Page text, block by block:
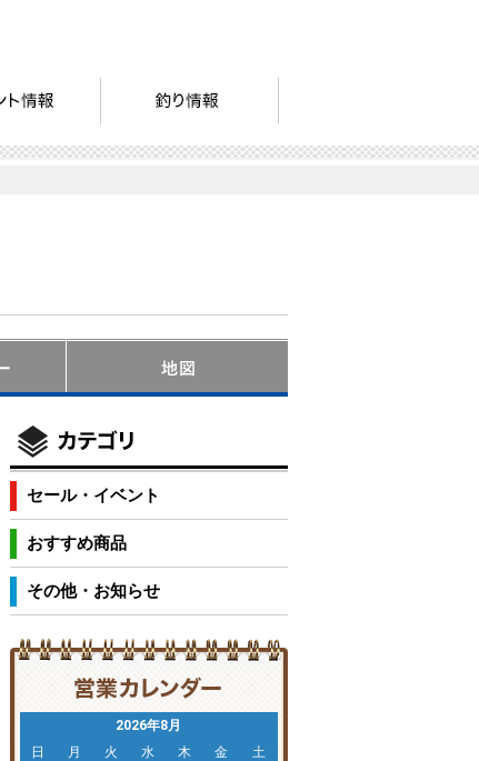
セール・イベント
おすすめ商品
その他・お知らせ
2026年8月
日
月 火 水 木 金
土